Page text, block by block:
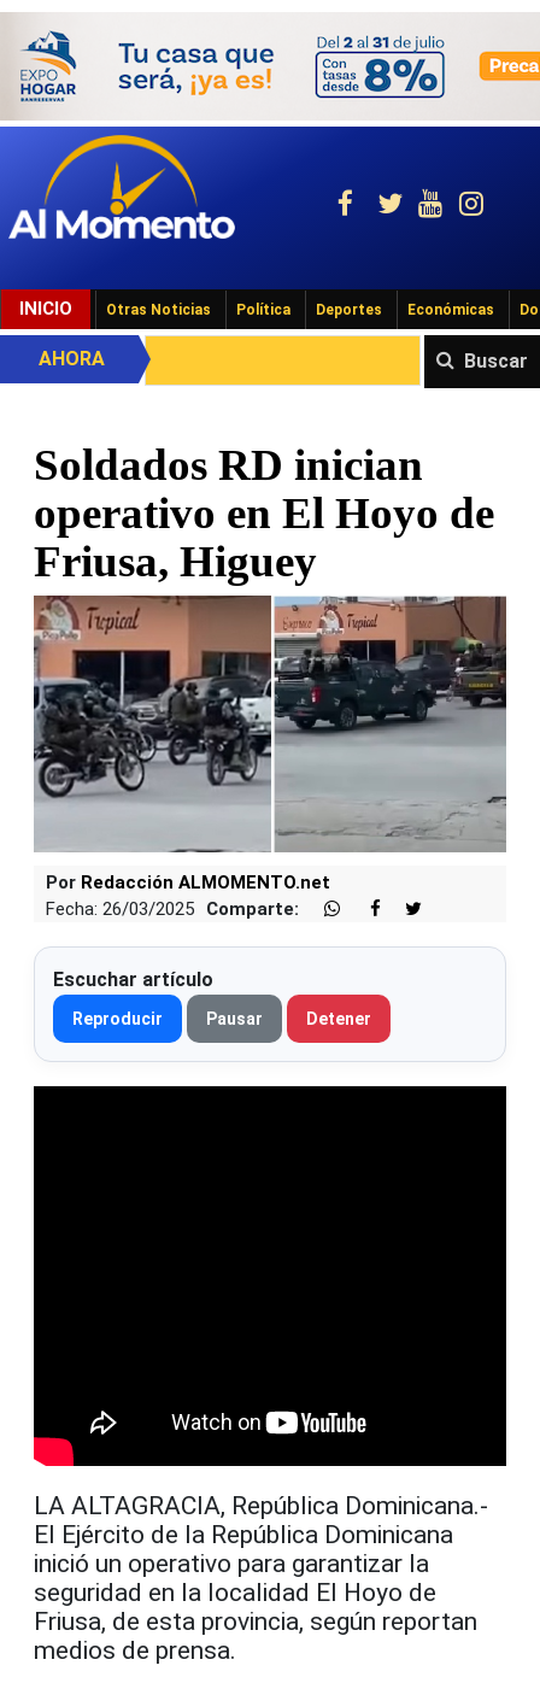
INICIO Otras Noticias Política Deportes Económicas
Buscar
AHORA
Soldados RD inician
operativo en El Hoyo de
Friusa, Higuey
Por Redacción ALMOMENTO.net
Fecha: 26/03/2025
Comparte:
Escuchar artículo
Reproducir Pausar Detener
LA ALTAGRACIA, República Dominicana.-
El Ejército de la República Dominicana
inició un operativo para garantizar la
seguridad en la localidad El Hoyo de
Friusa, de esta provincia, según reportan
medios de prensa.